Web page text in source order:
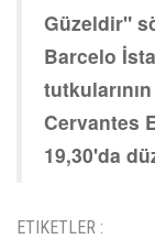
Güzeldir"
Barcelo
Cervantes
19,30'da
ETIKETLER :